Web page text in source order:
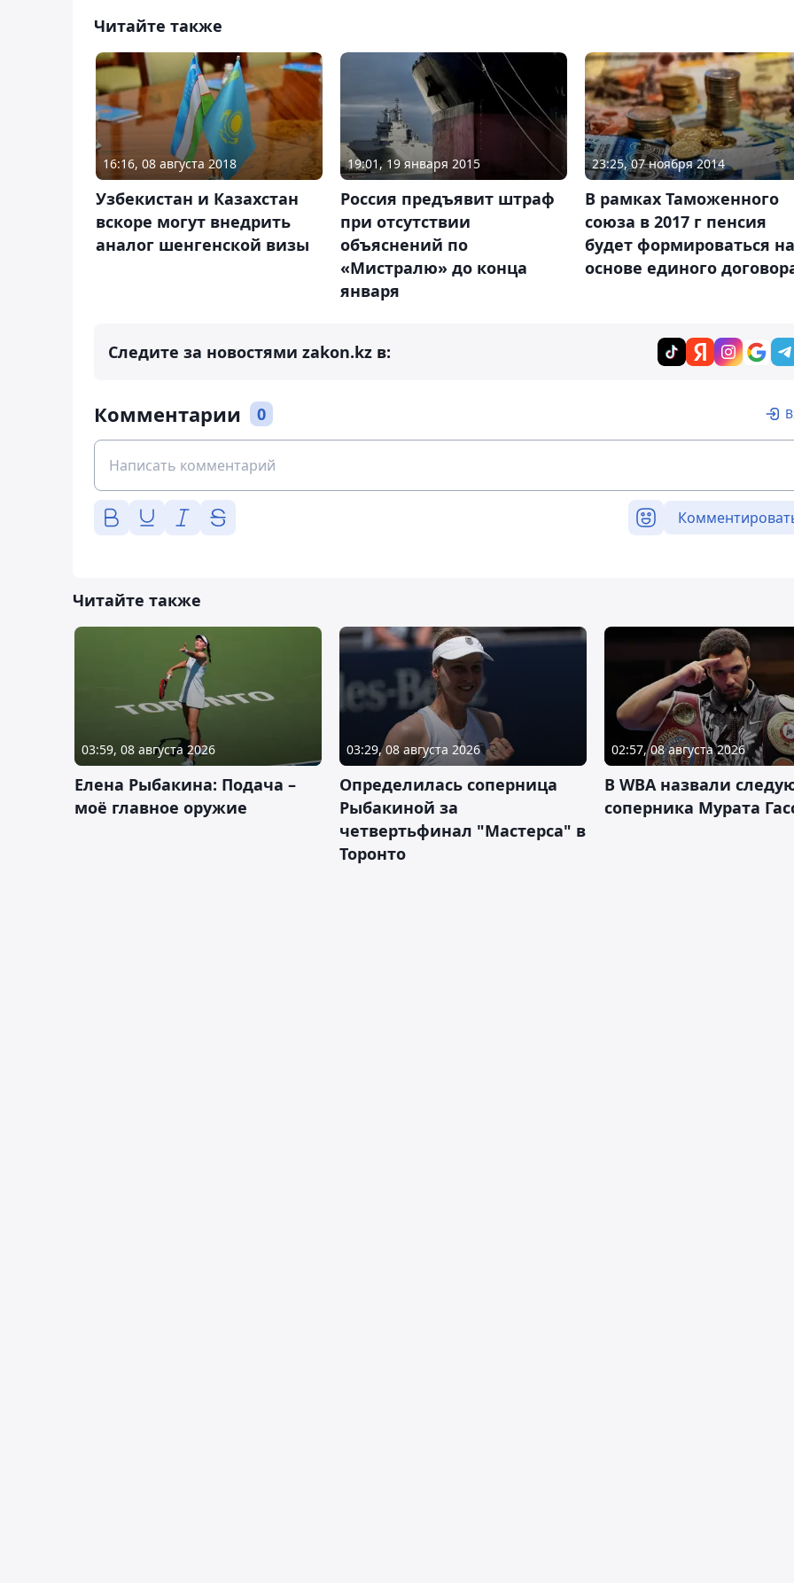
Читайте также
16:16, 08 августа 2018
Узбекистан и Казахстан
вскоре могут внедрить
аналог шенгенской визы
19:01, 19 января 2015
Россия предъявит штраф
при отсутствии
объяснений по
«Мистралю» до конца
января
23:25, 07 ноября 2014
В рамках Таможенного
союза в 2017 г пенсия
будет формироваться на
основе единого
Следите за новостями zakon.kz в:
Комментарии 0
Читайте также
03:59, 08 августа 2026
Елена Рыбакина: Подача –
моё главное оружие
03:29, 08 августа 2026
Определилась соперница
Рыбакиной за
четвертьфинал "Мастерса" в
Торонто
02:57, 08 августа 2026
В WBA назвали
соперника Мурата